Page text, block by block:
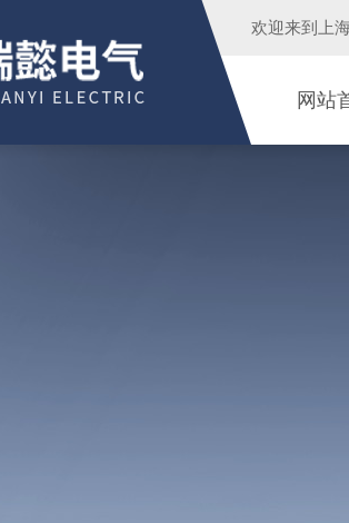
欢迎来到 上
网站